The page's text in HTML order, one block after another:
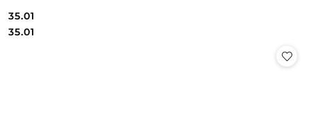
Cena:
35.01
Cena:
35.01